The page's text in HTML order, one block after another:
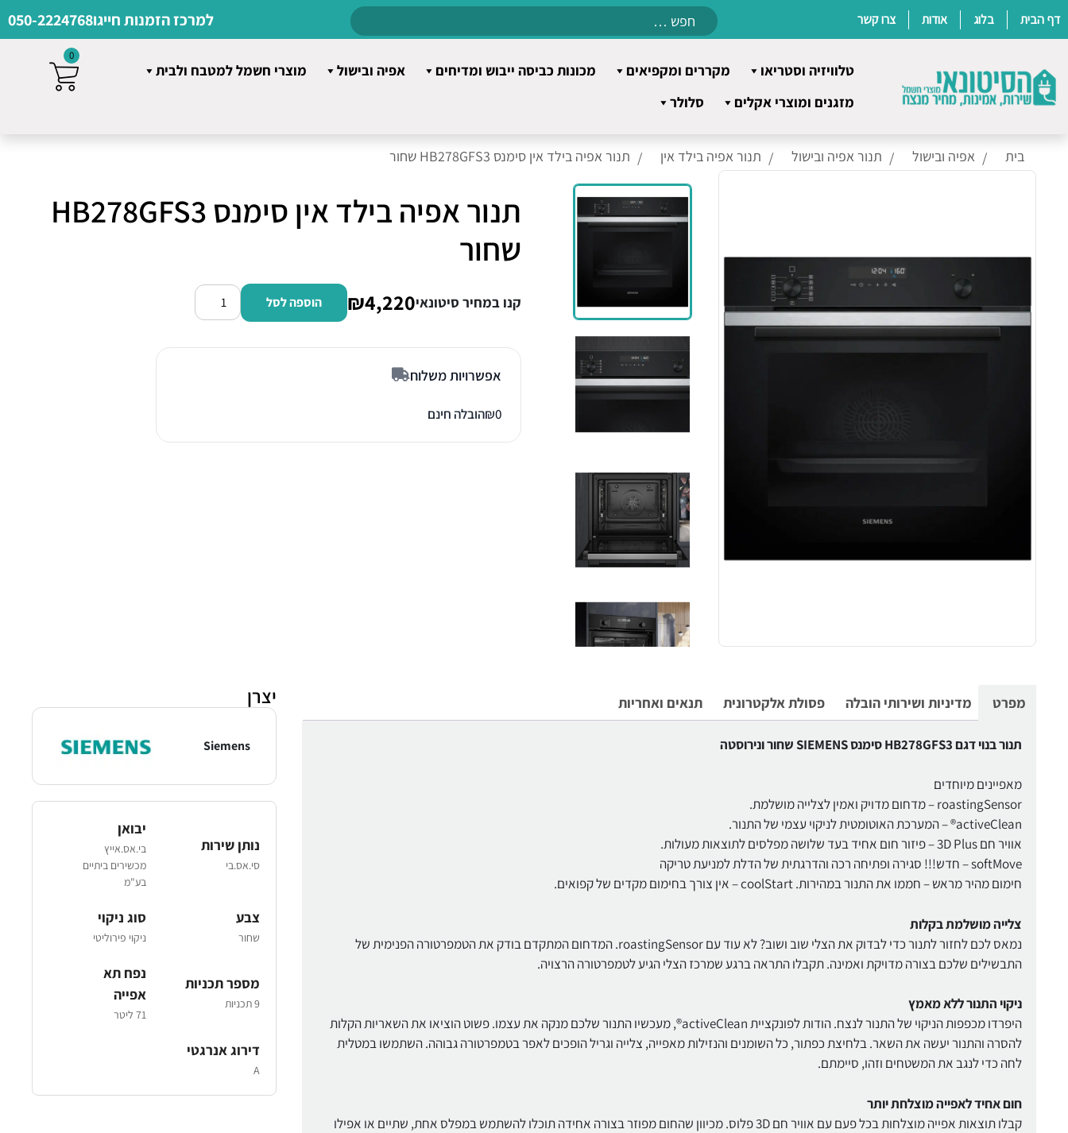
Skip
דף הבית בלוג אודות צרו קשר
Search
למרכז הזמנות חייגו050-2224768
טלוויזיה וסטריאו מקררים ומקפיאים מכונות כביסה ייבוש ומדיחים אפיה ובישול
מוצרי חשמל למטבח ולבית
מזגנים ומוצרי אקלים
סלולר
בית אפיה ובישול תנור אפיה ובישול תנור אפיה בילד אין תנור אפיה בילד אין סימנס HB278GFS3 שחור
תנור אפיה בילד אין סימנס HB278GFS3
שחור
קנו במחיר סיטונאי₪4,220 הוספה לסל
כמות
סימנס
אפשרויות משלוח
₪0 הובלה חינם
מפרט מדיניות ושירותי הובלה פסולת אלקטרונית תנאים ואחריות
תנור בנוי דגם HB278GFS3 סימנס SIEMENS שחור ונירוסטה
מאפיינים מיוחדים
roastingSensor – מדחום מדויק ואמין לצלייה מושלמת.
activeClean® – המערכת האוטומטית לניקוי עצמי של התנור.
אוויר חם 3D Plus – פיזור חום אחיד בעד שלושה מפלסים לתוצאות מעולות.
softMove – חדש!!! סגירה ופתיחה רכה והדרגתית של הדלת למניעת טריקה
חימום מהיר מראש – חממו את התנור במהירות. coolStart – אין צורך בחימום מקדים של קפואים.
צלייה מושלמת בקלות
נמאס לכם לחזור לתנור כדי לבדוק את הצלי שוב ושוב? לא עוד עם roastingSensor. המדחום המתקדם בודק את הטמפרטורה הפנימית של
התבשילים שלכם בצורה מדויקת ואמינה. תקבלו התראה ברגע שמרכז הצלי הגיע לטמפרטורה הרצויה.
ניקוי התנור ללא מאמץ
היפרדו מכפפות הניקוי של התנור לנצח. הודות לפונקציית activeClean®, מעכשיו התנור שלכם מנקה את עצמו. פשוט הוציאו את השאריות הקלות
להסרה והתנור יעשה את השאר. בלחיצת כפתור, כל השומנים והנזילות מאפייה, צלייה וגריל הופכים לאפר בטמפרטורה גבוהה. השתמשו במטלית
לחה כדי לנגב את המשטחים וזהו, סיימתם.
חום אחיד לאפייה מוצלחת יותר
קבלו תוצאות אפייה מוצלחות בכל פעם עם אוויר חם 3D פלוס. מכיוון שהחום מפוזר בצורה אחידה תוכלו להשתמש במפלס אחת, שתיים או אפילו
יצרן
Siemens
נותן שירות
סי.אס.בי
יבואן
בי.אס.אייץ
מכשירים ביתיים
בע"מ
צבע
שחור
סוג ניקוי
ניקוי פירוליטי
מספר תכניות
9 תכניות
נפח תא
אפייה
71 ליטר
דירוג אנרגטי
A
0